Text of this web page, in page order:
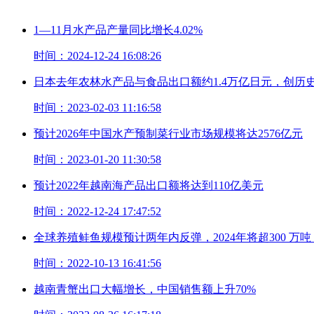
1—11月水产品产量同比增长4.02%
时间：2024-12-24 16:08:26
日本去年农林水产品与食品出口额约1.4万亿日元，创历
时间：2023-02-03 11:16:58
预计2026年中国水产预制菜行业市场规模将达2576亿元
时间：2023-01-20 11:30:58
预计2022年越南海产品出口额将达到110亿美元
时间：2022-12-24 17:47:52
全球养殖鲑鱼规模预计两年内反弹，2024年将超300 万吨
时间：2022-10-13 16:41:56
越南青蟹出口大幅增长，中国销售额上升70%